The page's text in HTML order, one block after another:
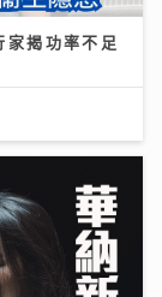
揭功率不足